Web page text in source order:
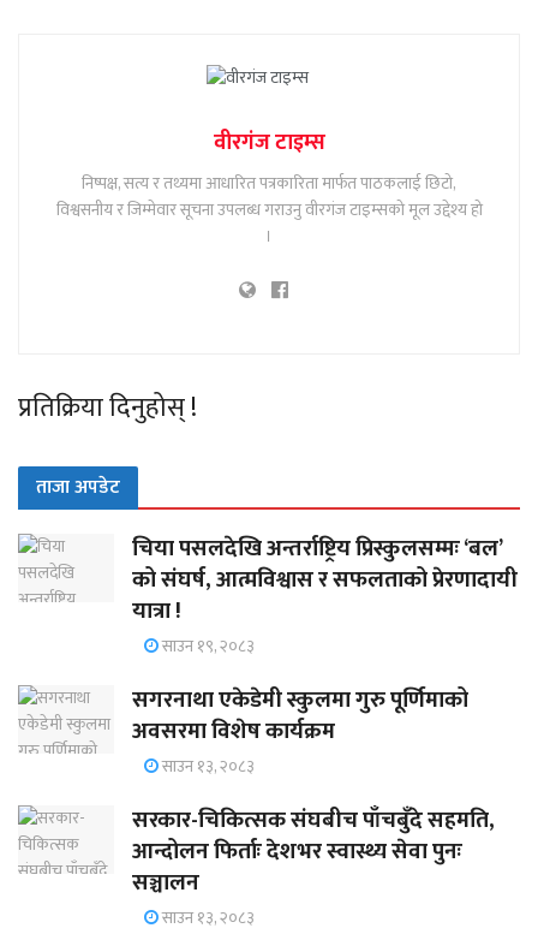
वीरगंज टाइम्स
निष्पक्ष, सत्य र तथ्यमा आधारित पत्रकारिता मार्फत पाठकलाई छिटो,
विश्वसनीय र जिम्मेवार सूचना उपलब्ध गराउनु वीरगंज टाइम्सको मूल उद्देश्य हो
।
प्रतिक्रिया दिनुहोस् !
ताजा अपडेट
चिया पसलदेखि अन्तर्राष्ट्रिय प्रिस्कुलसम्मः ‘बल’
को संघर्ष, आत्मविश्वास र सफलताको प्रेरणादायी
यात्रा !
साउन १९, २०८३
सगरनाथा एकेडेमी स्कुलमा गुरु पूर्णिमाको
अवसरमा विशेष कार्यक्रम
साउन १३, २०८३
सरकार-चिकित्सक संघबीच पाँचबुँदे सहमति,
आन्दोलन फिर्ताः देशभर स्वास्थ्य सेवा पुनः
सञ्चालन
साउन १३, २०८३